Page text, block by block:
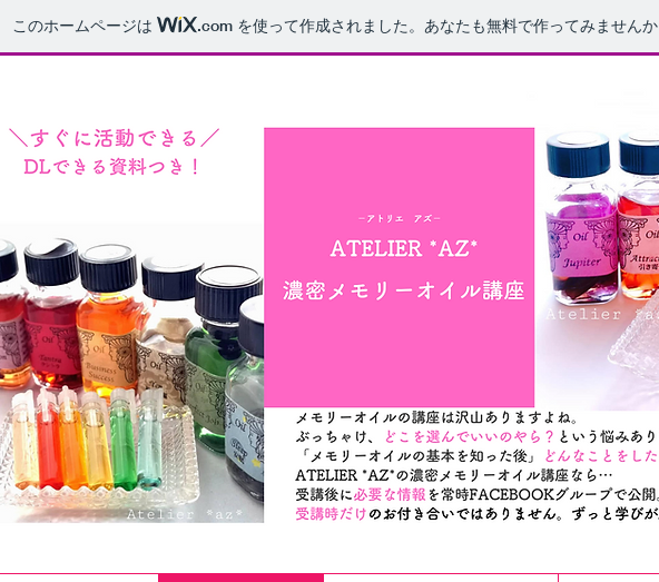
このホームページは .com を使って作成されました。あなたも無料で作ってみません